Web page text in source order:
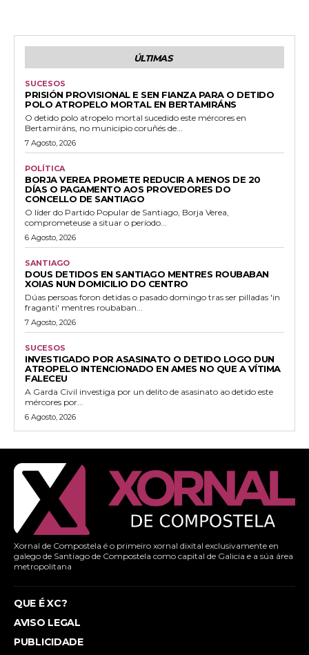
ÚLTIMAS
SUCESOS
PRISIÓN PROVISIONAL E SEN FIANZA PARA O DETIDO
POLO ATROPELO MORTAL EN BERTAMIRÁNS
O detido polo atropelo mortal sucedido este mércores en
Bertamiráns, no municipio coruñés de...
7 Agosto, 2026
POLÍTICA
BORJA VEREA PROMETE REDUCIR A MENOS DE 20
DÍAS O PAGAMENTO AOS PROVEDORES DO
CONCELLO DE SANTIAGO
O líder do Partido Popular de Santiago, Borja Verea,
comprometeuse a situar o período...
6 Agosto, 2026
SANTIAGO
DOUS DETIDOS EN SANTIAGO MENTRES ROUBABAN
XOIAS NUN DOMICILIO DO CENTRO
Dúas persoas foron detidas o pasado domingo tras ser pilladas 'in
fraganti' mentres roubaban...
7 Agosto, 2026
SUCESOS
INVESTIGADO POR ASASINATO O DETIDO LOGO DUN
ATROPELO INTENCIONADO EN AMES NO QUE A VÍTIMA
FALECEU
A Garda Civil investiga por un delito de asasinato ao detido este
mércores por...
6 Agosto, 2026
Xornal de Compostela é o primeiro xornal dixital exclusivamente en
galego de Santiago de Compostela como capital de Galicia e a súa área
metropolitana
QUE É XC?
AVISO LEGAL
PUBLICIDADE